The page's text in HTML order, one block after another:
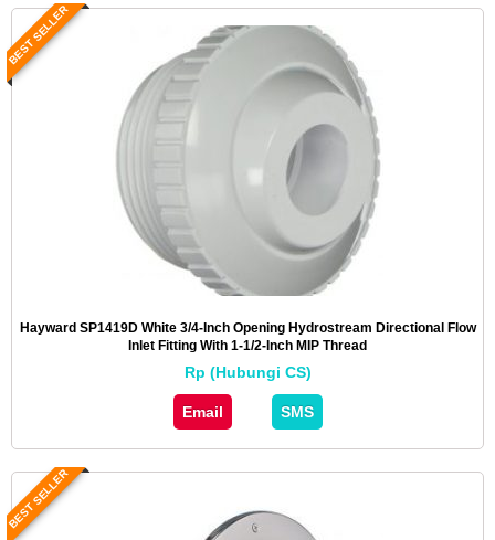
BEST SELLER
Hayward SP1419D White 3/4-Inch Opening Hydrostream Directional Flow
Inlet Fitting With 1-1/2-Inch MIP Thread
Rp (Hubungi CS)
Email SMS
BEST SELLER